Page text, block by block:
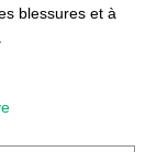
blessures et à